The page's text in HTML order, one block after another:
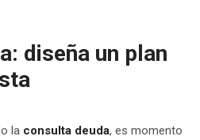
diseña un plan
la consulta deuda, es momento